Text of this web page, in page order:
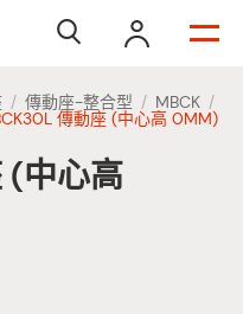
 
/ 傳動座-整合型 / MBCK /
傳動座 (中心高 0MM)
(中心高